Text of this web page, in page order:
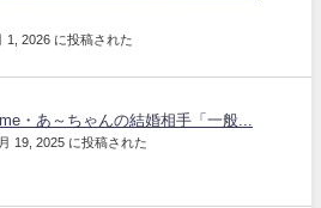
1, 2026 に投稿された
・あ～ちゃんの結婚相手「一般...
19, 2025 に投稿された